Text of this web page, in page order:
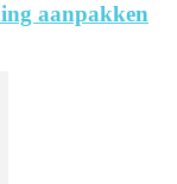
aanpakken